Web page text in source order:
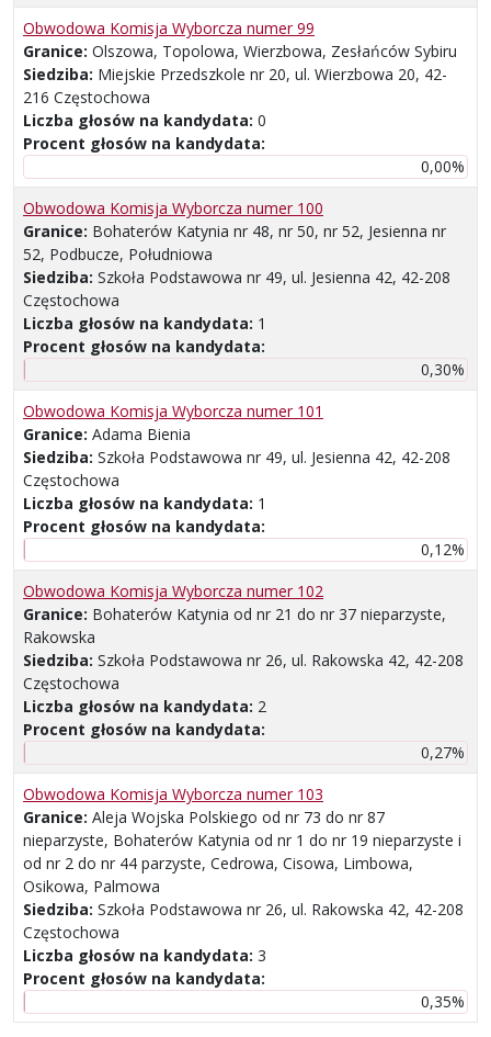
Obwodowa Komisja Wyborcza numer 99
Granice: Olszowa, Topolowa, Wierzbowa, Zesłańców Sybiru
Siedziba: Miejskie Przedszkole nr 20, ul. Wierzbowa 20, 42-
216 Częstochowa
Liczba głosów na kandydata: 0
Procent głosów na kandydata:
0,00%
Obwodowa Komisja Wyborcza numer 100
Granice: Bohaterów Katynia nr 48, nr 50, nr 52, Jesienna nr
52, Podbucze, Południowa
Siedziba: Szkoła Podstawowa nr 49, ul. Jesienna 42, 42-208
Częstochowa
Liczba głosów na kandydata: 1
Procent głosów na kandydata:
0,30%
Obwodowa Komisja Wyborcza numer 101
Granice: Adama Bienia
Siedziba: Szkoła Podstawowa nr 49, ul. Jesienna 42, 42-208
Częstochowa
Liczba głosów na kandydata: 1
Procent głosów na kandydata:
0,12%
Obwodowa Komisja Wyborcza numer 102
Granice: Bohaterów Katynia od nr 21 do nr 37 nieparzyste,
Rakowska
Siedziba: Szkoła Podstawowa nr 26, ul. Rakowska 42, 42-208
Częstochowa
Liczba głosów na kandydata: 2
Procent głosów na kandydata:
0,27%
Obwodowa Komisja Wyborcza numer 103
Granice: Aleja Wojska Polskiego od nr 73 do nr 87
nieparzyste, Bohaterów Katynia od nr 1 do nr 19 nieparzyste i
od nr 2 do nr 44 parzyste, Cedrowa, Cisowa, Limbowa,
Osikowa, Palmowa
Siedziba: Szkoła Podstawowa nr 26, ul. Rakowska 42, 42-208
Częstochowa
Liczba głosów na kandydata: 3
Procent głosów na kandydata:
0,35%